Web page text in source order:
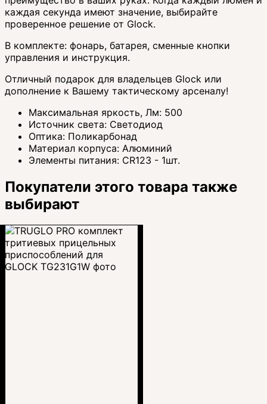
каждая секунда имеют значение, выбирайте
проверенное решение от Glock.
В комплекте: фонарь, батарея, сменные кнопки
управления и инструкция.
Отличный подарок для владельцев Glock или
дополнение к Вашему тактическому арсеналу!
Максимальная яркость, Лм: 500
Источник света: Светодиод
Оптика: Поликарбонад
Материал корпуса: Алюминий
Элементы питания: CR123 - 1шт.
Покупатели этого товара также
выбирают